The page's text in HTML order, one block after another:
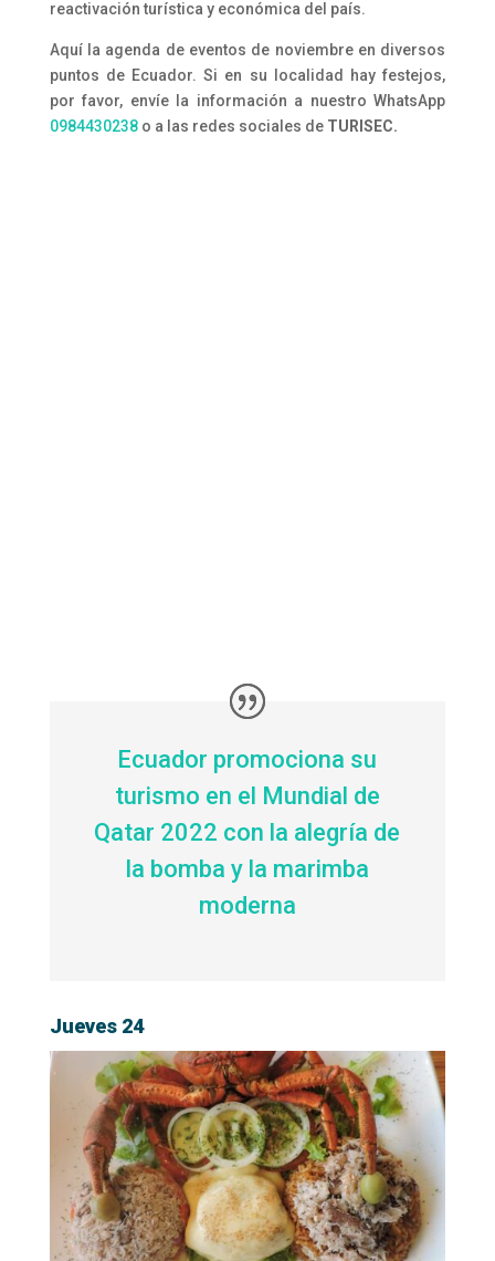
reactivación turística y económica del país.
Aquí la agenda de eventos de noviembre en diversos
puntos de Ecuador. Si en su localidad hay festejos,
por favor, envíe la información a nuestro WhatsApp
0984430238o a las redes sociales de TURISEC.
Ecuador promociona su
turismo en el Mundial de
Qatar 2022 con la alegría de
la bomba y la marimba
moderna
Jueves 24